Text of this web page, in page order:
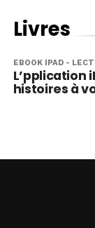
Livres
EBOOK IPAD -
L’pplication
histoires à